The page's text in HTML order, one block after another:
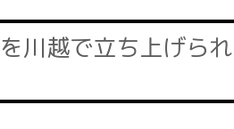
川越で立ち上げら